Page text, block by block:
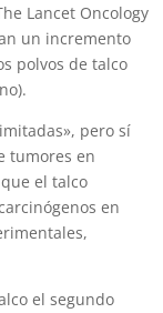
Lancet Oncology
un incremento
polvos de talco
pero sí
tumores en
el talco
en
el segundo